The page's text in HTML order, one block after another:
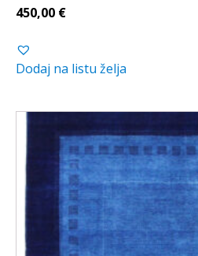
450,00 €
Dodaj na listu želja